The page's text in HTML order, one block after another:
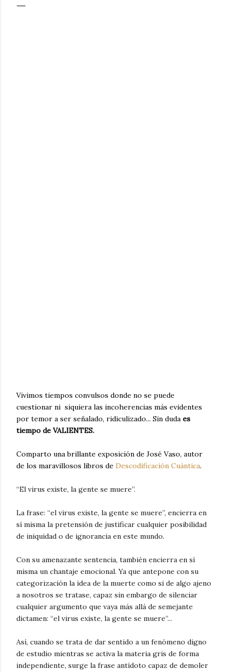
Vivimos tiempos convulsos donde no se puede
cuestionar ni siquiera las incoherencias más evidentes
por temor a ser señalado, ridiculizado... Sin duda es
tiempo de VALIENTES.
Comparto una brillante exposición de José Vaso, autor
de los maravillosos libros de Descodificación Cuántica.
“El virus existe, la gente se muere”.
La frase: “el virus existe, la gente se muere”, encierra en
sí misma la pretensión de justificar cualquier posibilidad
de iniquidad o de ignorancia en este mundo.
Con su amenazante sentencia, también encierra en sí
misma un chantaje emocional. Ya que antepone con su
categorización la idea de la muerte como si de algo ajeno
a nosotros se tratase, capaz sin embargo de silenciar
cualquier argumento que vaya más allá de semejante
dictamen: “el virus existe, la gente se muere”...
Así, cuando se trata de dar sentido a un fenómeno digno
de estudio mientras se activa la materia gris de forma
independiente, surge la frase antídoto capaz de demoler